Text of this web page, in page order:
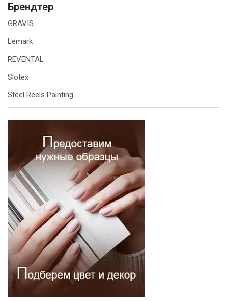
Брендтер
GRAVIS
Lemark
REVENTAL
Slotex
Steel Reels Painting